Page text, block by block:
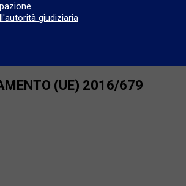
giudiziaria
(UE) 2016/679